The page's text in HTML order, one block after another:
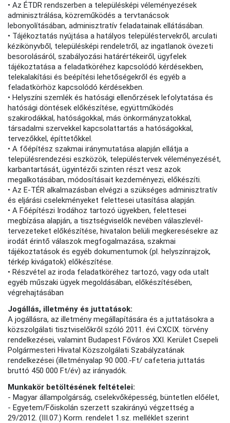
• Az ÉTDR rendszerben a településképi véleményezések
adminisztrálása, közreműködés a tervtanácsok
lebonyolításában, adminisztratív feladatainak ellátásában.
• Tájékoztatás nyújtása a hatályos településtervekről, arculati
kézikönyvből, településképi rendeletről, az ingatlanok övezeti
besorolásáról, szabályozási határértékeiről, ügyfelek
tájékoztatása a feladatköréhez kapcsolódó kérdésekben,
telekalakítási és beépítési lehetőségekről és egyéb a
feladatkörhöz kapcsolódó kérdésekben.
• Helyszíni szemlék és hatósági ellenőrzések lefolytatása és
hatósági döntések előkészítése, együttműködés
szakirodákkal, hatóságokkal, más önkormányzatokkal,
társadalmi szervekkel kapcsolattartás a hatóságokkal,
tervezőkkel, építtetőkkel.
• A főépítész szakmai iránymutatása alapján ellátja a
településrendezési eszközök, településtervek véleményezését,
karbantartását, ügyintézői szinten részt vesz azok
megalkotásában, módosításait kezdeményezi, előkészíti.
• Az E-TÉR alkalmazásban elvégzi a szükséges adminisztratív
és eljárási cselekményeket felettesei utasítása alapján.
• A Főépítészi Irodához tartozó ügyekben, felettesei
megbízása alapján, a tisztségviselők nevében válaszlevél-
tervezeteket előkészítése, hivatalon belüli megkeresésekre az
irodát érintő válaszok megfogalmazása, szakmai
tájékoztatások és egyéb dokumentumok (pl. helyszínrajzok,
térkép kivágatok) előkészítése.
• Részvétel az iroda feladatköréhez tartozó, vagy oda utalt
egyéb műszaki ügyek megoldásában, előkészítésében,
végrehajtásában
Jogállás, illetmény és juttatások:
A jogállásra, az illetmény megállapítására és a juttatásokra a
közszolgálati tisztviselőkről szóló 2011. évi CXCIX. törvény
rendelkezései, valamint Budapest Főváros XXI. Kerület Csepeli
Polgármesteri Hivatal Közszolgálati Szabályzatának
rendelkezései (illetményalap 90 000.-Ft/ cafeteria juttatás
bruttó 450 000 Ft/év) az irányadók.
Munkakör betöltésének feltételei:
- Magyar állampolgárság, cselekvőképesség, büntetlen előélet,
- Egyetem/Főiskolán szerzett szakirányú végzettség a
29/2012. (III.07.) Korm. rendelet 1.sz. melléklet szerint